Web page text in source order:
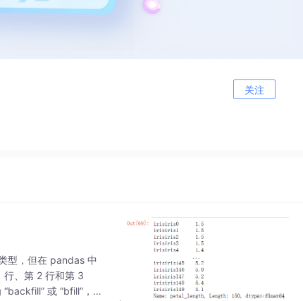
关注
型，但在 pandas 中
、第 2 行和第 3
或 “bfill”，这